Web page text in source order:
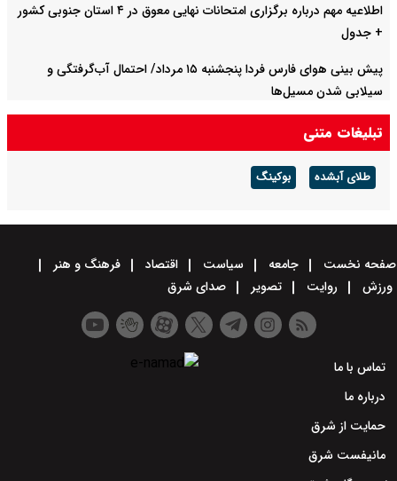
اطلاعیه مهم درباره برگزاری امتحانات نهایی معوق در ۴ استان جنوبی کشور
+ جدول
پیش بینی هوای فارس فردا پنجشنبه ۱۵ مرداد/ احتمال آب‌گرفتگی و
سیلابی شدن مسیل‌ها
تبلیغات متنی
طلای آبشده بوکینگ
صفحه نخست جامعه سیاست اقتصاد
فرهنگ و هنر
ورزش
روایت تصویر صدای شرق
تماس با ما
درباره ما
حمایت از شرق
مانیفست شرق